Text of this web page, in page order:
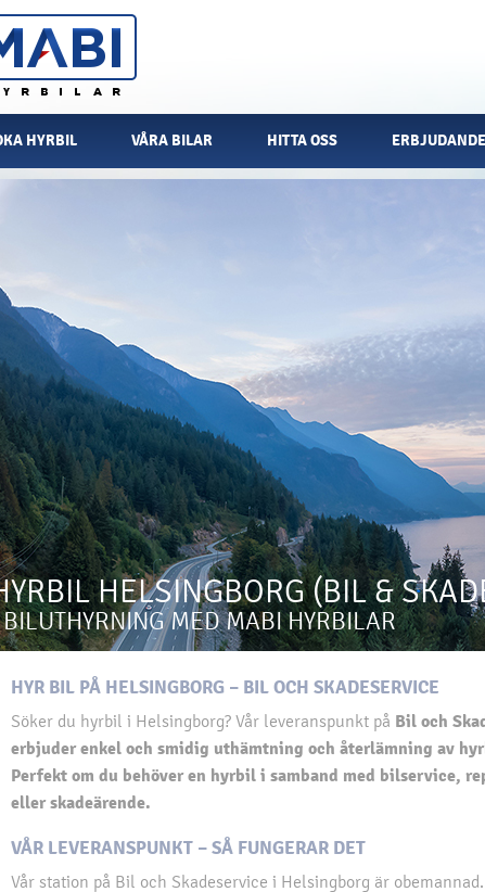
HYRBIL VÅRA BILAR HITTA OSS
HELSINGBORG (BIL &
MED MABI HYRBILAR
HYR BIL PÅ HELSINGBORG – BIL OCH SKADESERVICE
Söker du hyrbil i Helsingborg? Vår leveranspunkt på Bil och
erbjuder enkel och smidig uthämtning och återlämning av
Perfekt om du behöver en hyrbil i samband med bilservice,
eller skadeärende.
VÅR LEVERANSPUNKT – SÅ FUNGERAR DET
Vår station på Bil och Skadeservice i Helsingborg är